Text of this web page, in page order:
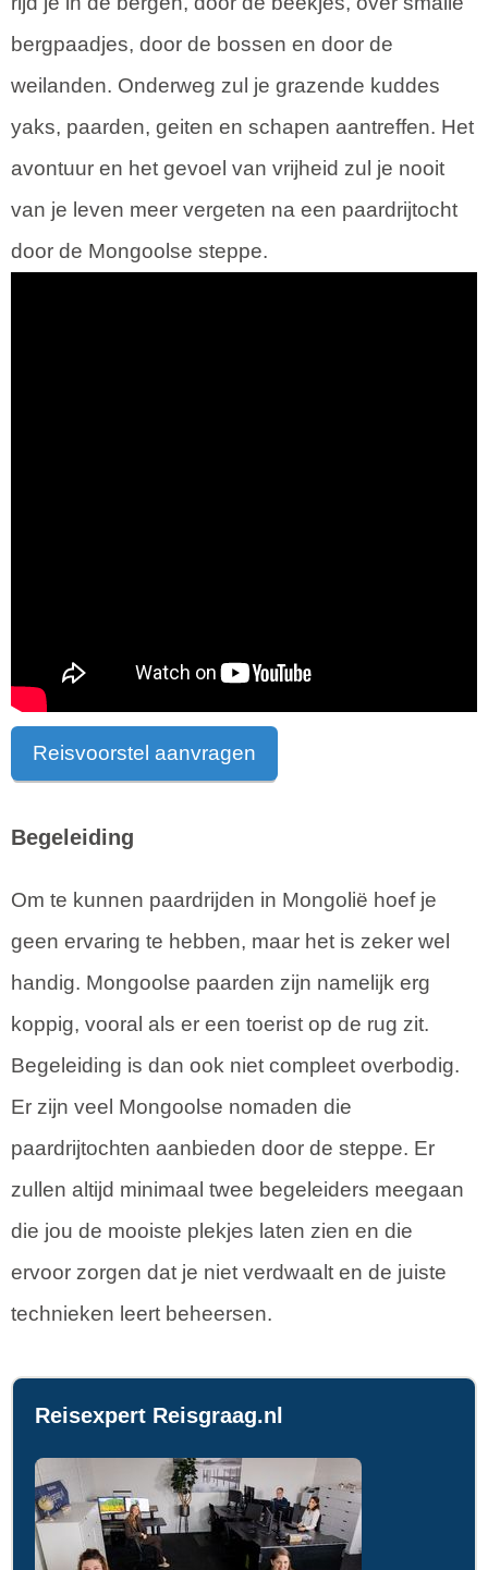
bergpaadjes, door de bossen en door de
weilanden. Onderweg zul je grazende kuddes
yaks, paarden, geiten en schapen aantreffen. Het
avontuur en het gevoel van vrijheid zul je nooit
van je leven meer vergeten na een paardrijtocht
door de Mongoolse steppe.
Reisvoorstel aanvragen
Begeleiding
Om te kunnen paardrijden in Mongolië hoef je
geen ervaring te hebben, maar het is zeker wel
handig. Mongoolse paarden zijn namelijk erg
koppig, vooral als er een toerist op de rug zit.
Begeleiding is dan ook niet compleet overbodig.
Er zijn veel Mongoolse nomaden die
paardrijtochten aanbieden door de steppe. Er
zullen altijd minimaal twee begeleiders meegaan
die jou de mooiste plekjes laten zien en die
ervoor zorgen dat je niet verdwaalt en de juiste
technieken leert beheersen.
Reisexpert Reisgraag.nl